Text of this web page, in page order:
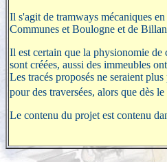
Il s'agit de tramways mécaniques
Communes et Boulogne et de
Il est certain que la physionomie de
sont créées, aussi des immeubles
Les tracés proposés ne seraient
pour des traversées, alors que dès
Le contenu du projet est contenu